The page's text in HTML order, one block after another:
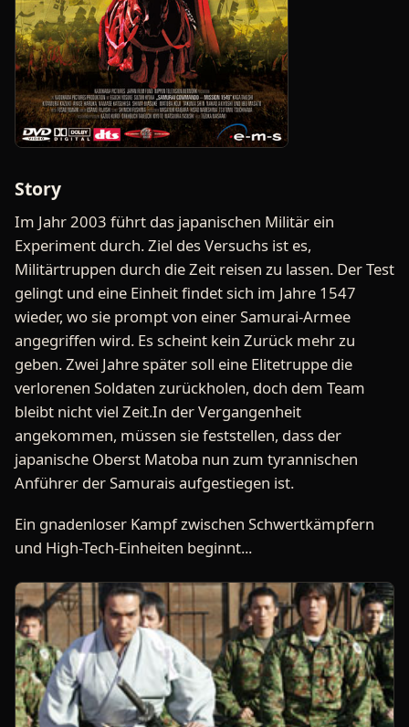
Story
Im Jahr 2003 führt das japanischen Militär ein
Experiment durch. Ziel des Versuchs ist es,
Militärtruppen durch die Zeit reisen zu lassen. Der Test
gelingt und eine Einheit findet sich im Jahre 1547
wieder, wo sie prompt von einer Samurai-Armee
angegriffen wird. Es scheint kein Zurück mehr zu
geben. Zwei Jahre später soll eine Elitetruppe die
verlorenen Soldaten zurückholen, doch dem Team
bleibt nicht viel Zeit.In der Vergangenheit
angekommen, müssen sie feststellen, dass der
japanische Oberst Matoba nun zum tyrannischen
Anführer der Samurais aufgestiegen ist.
Ein gnadenloser Kampf zwischen Schwertkämpfern
und High-Tech-Einheiten beginnt...